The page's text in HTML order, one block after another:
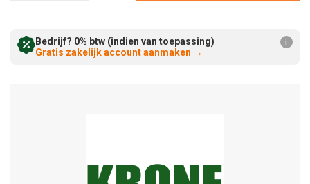
Bedrijf? 0% btw (indien van toepassing)
Gratis zakelijk account aanmaken →
i